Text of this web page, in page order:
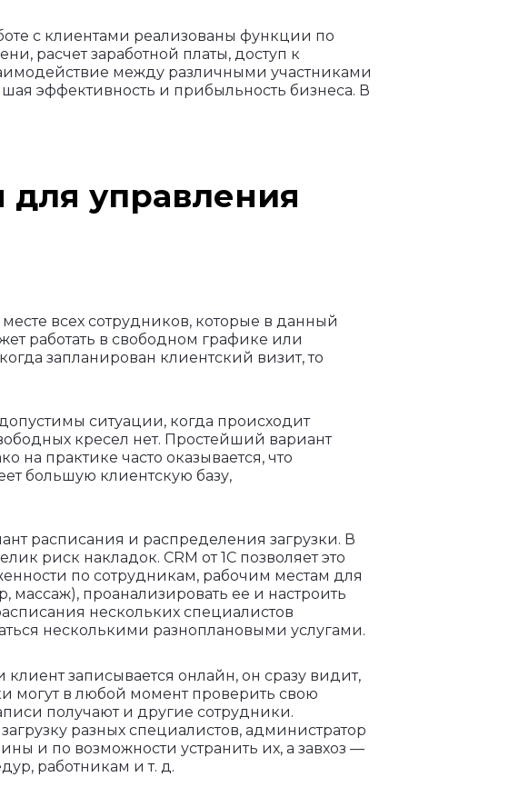
с клиентами реализованы функции по
расчет заработной платы, доступ к
между различными участниками
эффективность и прибыльность бизнеса. В
управления
всех сотрудников, которые в данный
работать в свободном графике или
запланирован клиентский визит, то
ситуации, когда происходит
кресел нет. Простейший вариант
практике часто оказывается, что
большую клиентскую базу,
расписания и распределения загрузки. В
риск накладок. CRM от 1С позволяет это
по сотрудникам, рабочим местам для
проанализировать ее и настроить
нескольких специалистов
несколькими разноплановыми услугами.
записывается онлайн, он сразу видит,
могут в любой момент проверить свою
получают и другие сотрудники.
разных специалистов, администратор
и по возможности устранить их, а завхоз —
работникам и т. д.